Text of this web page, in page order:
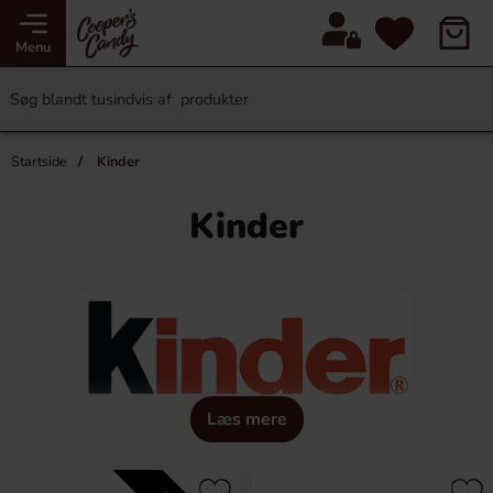
Menu
Startside Kinder
Kinder
Læs mere
siden da taget verden med storm.